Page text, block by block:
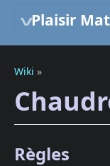
Plaisir
Wiki »
Règles